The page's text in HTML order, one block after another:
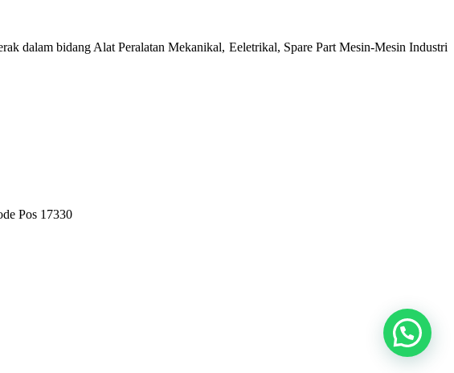
dalam bidang Alat Peralatan Mekanikal, Eeletrikal, Spare Part Mesin-Mesin Industri
Pos 17330